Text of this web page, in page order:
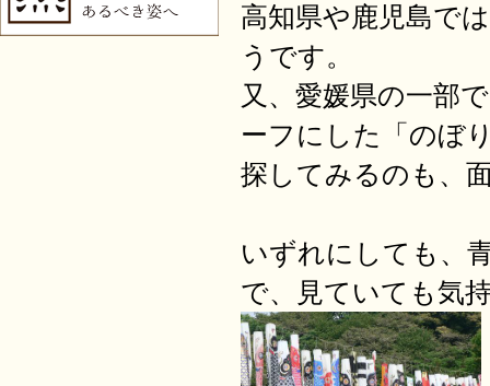
高知県や鹿児島で
うです。
又、愛媛県の一部
ーフにした「のぼ
探してみるのも、
いずれにしても、
で、見ていても気